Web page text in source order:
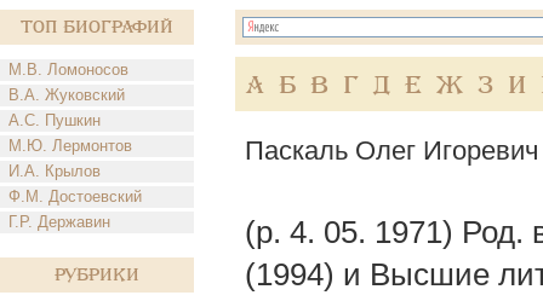
Топ Биографий
М.В. Ломоносов
В.А. Жуковский
А.С. Пушкин
М.Ю. Лермонтов
И.А. Крылов
Ф.М. Достоевский
Г.Р. Державин
Рубрики
А Б В Г Д Е Ж З И
Паскаль Олег Игоревич
(р. 4. 05. 1971) Род.
(1994) и Высшие